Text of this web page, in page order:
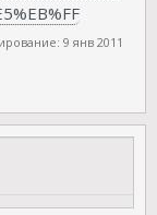
9 янв 2011